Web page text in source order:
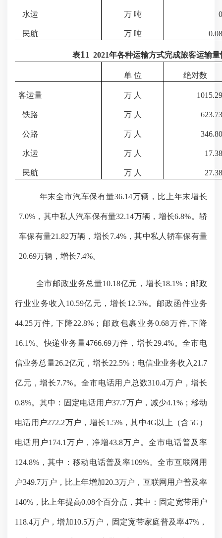
水运 万吨 0
民航 万吨 0.08
表11 2021年各种运输方式完成旅客运输量
单位 绝对数
客运量 万人 1015.29
铁路 万人 623.73
公路 万人 346.80
水运 万人 17.38
民航 万人 27.38
年末全市汽车保有量36.14万辆，比上年末增长
7.0%，其中私人汽车保有量32.14万辆，增长6.8%。轿
车保有量21.82万辆，增长7.4%，其中私人轿车保有量
20.69万辆，增长7.4%。
全市邮政业务总量10.18亿元，增长18.1%；邮政
行业业务收入10.59亿元，增长12.5%。邮政函件业务
44.25万件, 下降22.8%；邮政包裹业务0.68万件,下降
16.1%。快递业务量4766.69万件，增长29.4%。全市电
信业务总量26.2亿元，增长22.5%；电信业业务收入 21.7
亿元，增长7.7%。全市电话用户总数310.4万户，增长
0.8%。其中：固定电话用户37.7万户，减少4.1%；移动
电话用户272.2万户，增长1.5%，其中4G 以上（含5G）
电话用户174.1 万户，净增43.8万户。全市电话普及率
124.8%，其中：移动电话普及率109%。全市互联网用
户349.7万户，比上年增加20.3万户，互联网用户普及率
140%，比上年提高0.08个百分点，其中：固定宽带用户
118.4万户，增加10.5万户，固定宽带家庭普及率47%，